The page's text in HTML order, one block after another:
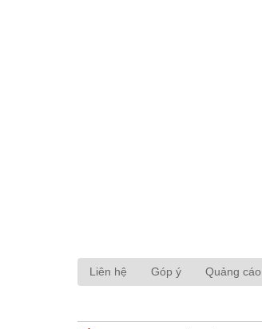
Liên hệ Góp ý Quảng cáo